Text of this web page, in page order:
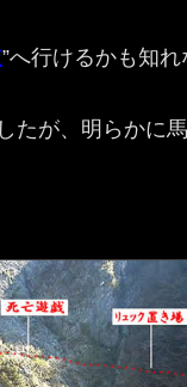
”へ行けるかも知れ
たが、明らかに